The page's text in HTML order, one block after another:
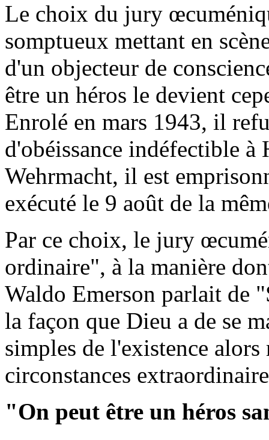
Le choix du jury
somptueux mettant en
d'un objecteur de
être un héros le devient
Enrolé en mars 1943, il
d'obéissance indéfectible
Wehrmacht, il est
exécuté le 9 août de la
Par ce choix, le jury
ordinaire", à la manière
Waldo Emerson parlait de
la façon que Dieu a de se
simples de l'existence
circonstances
"On peut être un héros